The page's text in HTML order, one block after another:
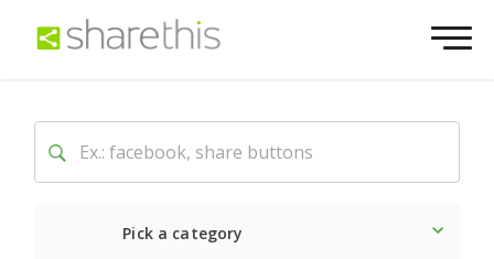
Pick a category